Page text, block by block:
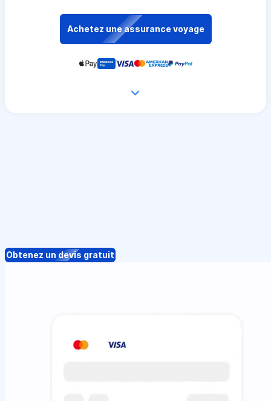
Achetez une assurance voyage
Obtenez un devis gratuit